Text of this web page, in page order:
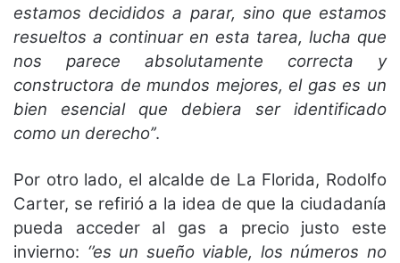
estamos decididos a parar, sino que estamos
resueltos a continuar en esta tarea, lucha que
nos parece absolutamente correcta y
constructora de mundos mejores, el gas es un
bien esencial que debiera ser identificado
como un derecho’’.
Por otro lado, el alcalde de La Florida, Rodolfo
Carter, se refirió a la idea de que la ciudadanía
pueda acceder al gas a precio justo este
invierno: ‘’es un sueño viable, los números no